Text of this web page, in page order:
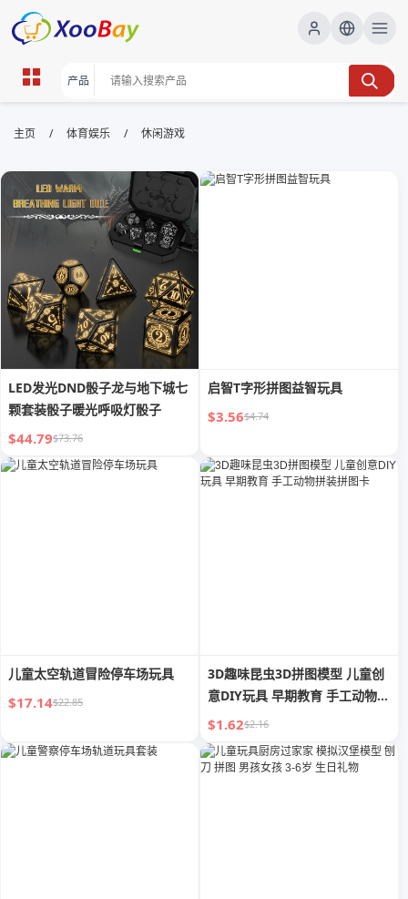
休闲游戏 | XOOBAY B2B/B2C
休闲游戏,放松娱乐,手机游戏, wholesale 休闲游戏,
XOOBAY
收录多款休闲游戏轻松上手放松身心乐趣无穷
主页 / 体育娱乐 / 休闲游戏
LED发光DND骰子龙与地下城七
颗套装骰子暖光呼吸灯骰子
$44.79$73.76
启智T字形拼图益智玩具
$3.56$4.74
儿童太空轨道冒险停车场玩具
$17.14$22.85
3D趣味昆虫3D拼图模型 儿童创
意DIY玩具 早期教育 手工动物拼
装拼图卡
$1.62$2.16